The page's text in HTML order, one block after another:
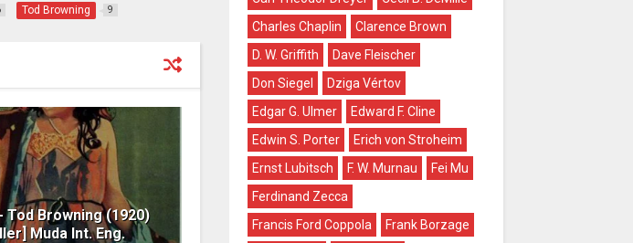
Tod Browning 9
Tod Browning (1920)
Muda Int. Eng.
Charles Chaplin
Clarence Brown
D. W. Griffith
Dave Fleischer
Don Siegel
Dziga Vértov
Edgar G. Ulmer
Edward F. Cline
Edwin S. Porter
Erich von Stroheim
Ernst Lubitsch
F. W. Murnau
Fei Mu
Ferdinand Zecca
Francis Ford Coppola
Frank Borzage